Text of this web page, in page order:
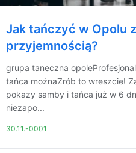
Jak tańczyć w Opolu z
przyjemnością?
grupa taneczna
tańca możnaZrób to wreszcie!
pokazy samby i tańca już w 6
niezapo...
30.11.-0001